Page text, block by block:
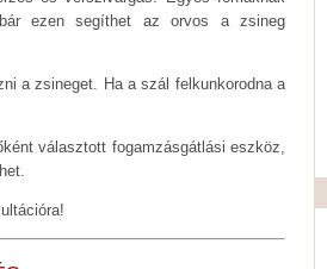
ezen segíthet az orvos a zsineg
a zsineget. Ha a szál felkunkorodna a
választott fogamzásgátlási eszköz,